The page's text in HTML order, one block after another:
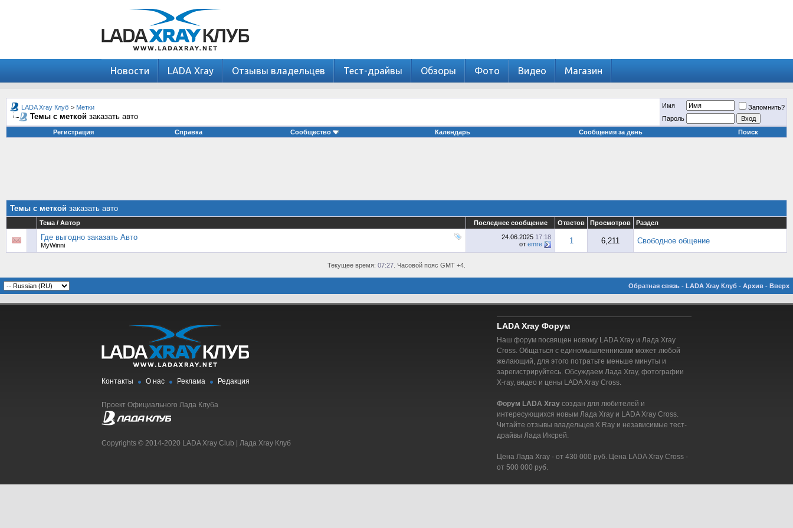
Новости LADA Xray Отзывы владельцев Тест-драйвы Обзоры Фото Видео Магазин
LADA Xray Клуб > Метки
Темы с меткой заказать авто
Имя
Запомнить?
Пароль
Регистрация
Справка Сообщество Календарь Сообщения за день Поиск
Темы с меткой заказать авто
Тема / Автор Последнее сообщение Ответов Просмотров Раздел
Где выгодно заказать Авто
MyWinni
24.06.2025 17:18
от emre 1 6,211 Свободное общение
Текущее время: 07:27 . Часовой пояс GMT +4.
Обратная связь - LADA Xray Клуб - Архив - Вверх
Контакты О нас Реклама Редакция
Проект Официального Лада Клуба
Copyrights © 2014-2020 LADA Xray Club | Лада Xray Клуб
LADA Xray Форум
Наш форум посвящен новому LADA Xray и Лада Xray
Cross. Общаться с единомышленниками может любой
желающий, для этого потратьте меньше минуты и
зарегистрируйтесь. Обсуждаем Лада Xray, фотографии
X-ray, видео и цены LADA Xray Cross.
Форум LADA Xray создан для любителей и
интересующихся новым Лада Xray и LADA Xray Cross.
Читайте отзывы владельцев X Ray и независимые тест-
драйвы Лада Иксрей.
Цена Лада Xray - от 430 000 руб. Цена LADA Xray Cross -
от 500 000 руб.